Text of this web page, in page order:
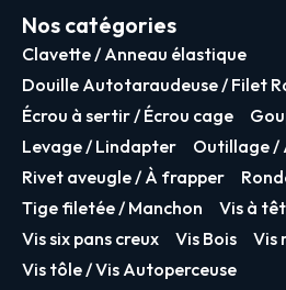
Nos catégories
Clavette / Anneau élastique
Douille Autotaraudeuse / Filet
Écrou à sertir / Écrou cage
Levage / Lindapter
Outillage /
Rivet aveugle / À frapper
Tige filetée / Manchon
Vis à
Vis six pans creux
Vis Bois
Vis
Vis tôle / Vis Autoperceuse